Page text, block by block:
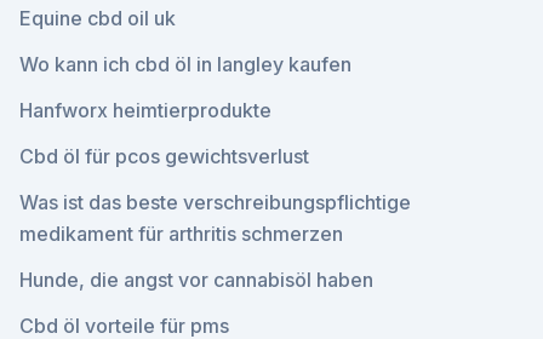
Equine cbd oil uk
Wo kann ich cbd öl in langley kaufen
Hanfworx heimtierprodukte
Cbd öl für pcos gewichtsverlust
Was ist das beste verschreibungspflichtige
medikament für arthritis schmerzen
Hunde, die angst vor cannabisöl haben
Cbd öl vorteile für pms